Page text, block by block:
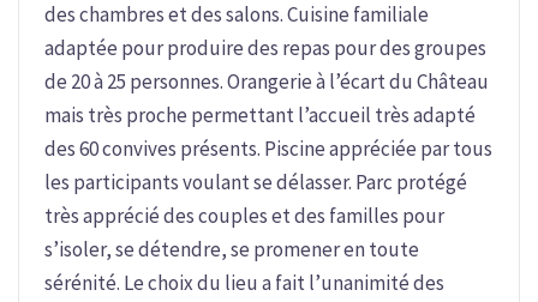
des chambres et des salons. Cuisine familiale
adaptée pour produire des repas pour des groupes
de 20 à 25 personnes. Orangerie à l’écart du Château
mais très proche permettant l’accueil très adapté
des 60 convives présents. Piscine appréciée par tous
les participants voulant se délasser. Parc protégé
très apprécié des couples et des familles pour
s’isoler, se détendre, se promener en toute
sérénité. Le choix du lieu a fait l’unanimité des